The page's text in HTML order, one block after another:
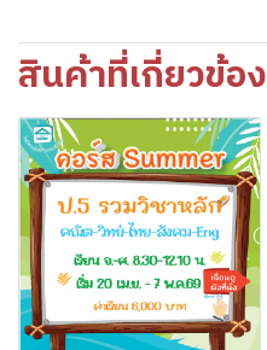
สินค้าที่เกี่ยวข้อง